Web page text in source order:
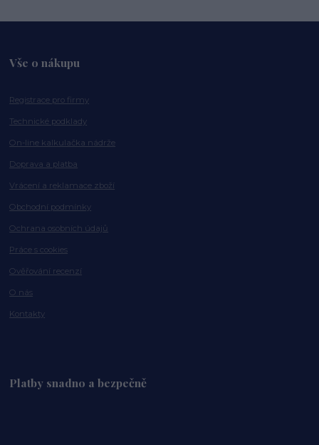
Vše o nákupu
Registrace pro firmy
Technické podklady
On-line kalkulačka nádrže
Doprava a platba
Vrácení a reklamace zboží
Obchodní podmínky
Ochrana osobních údajů
Práce s cookies
Ověřování recenzí
O nás
Kontakty
Platby snadno a bezpečně